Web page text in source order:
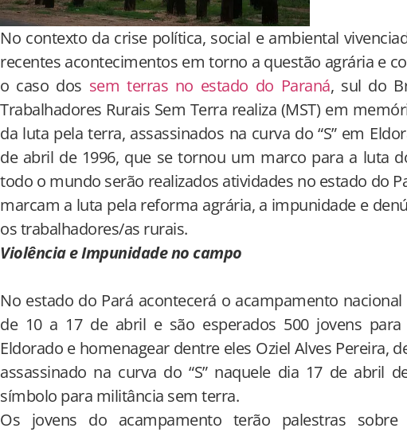
No contexto da crise política, social e ambiental
recentes acontecimentos em torno a questão agrária e
o caso dos sem terras no estado do Paraná, sul do
Trabalhadores Rurais Sem Terra realiza (MST) em
da luta pela terra, assassinados na curva do “S” em
de abril de 1996, que se tornou um marco para a luta
todo o mundo serão realizados atividades no estado do
marcam a luta pela reforma agrária, a impunidade e
os trabalhadores/as rurais.
Violência e Impunidade no campo
No estado do Pará acontecerá o acampamento
de 10 a 17 de abril e são esperados 500 jovens
Eldorado e homenagear dentre eles Oziel Alves Pereira,
assassinado na curva do “S” naquele dia 17 de abril
símbolo para militância sem terra.
Os jovens do acampamento terão palestras sobre